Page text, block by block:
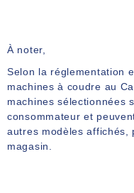
À noter,
Selon la réglementation
machines à coudre au
machines sélectionnées
consommateur et
autres modèles affichés,
magasin.